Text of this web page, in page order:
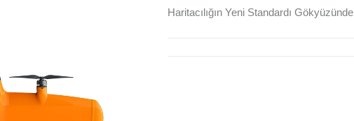
Haritacılığın Yeni Standardı Gökyüzünde